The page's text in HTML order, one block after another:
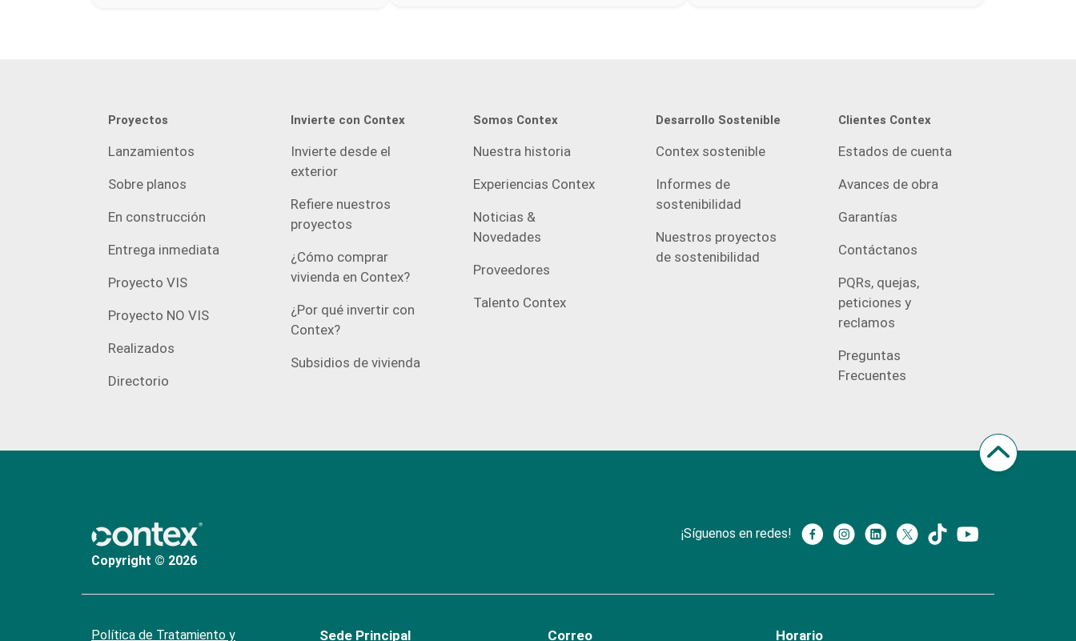
Proyectos
Lanzamientos
Sobre planos
En construcción
Entrega inmediata
Proyecto VIS
Proyecto NO VIS
Realizados
Directorio
Invierte con Contex
Invierte desde el
exterior
Refiere nuestros
proyectos
¿Cómo comprar
vivienda en Contex?
¿Por qué invertir con
Contex?
Subsidios de vivienda
Somos Contex
Nuestra historia
Experiencias Contex
Noticias &
Novedades
Proveedores
Talento Contex
Desarrollo Sostenible
Contex sostenible
Informes de
sostenibilidad
Nuestros proyectos
de sostenibilidad
Clientes Contex
Estados de cuenta
Avances de obra
Garantías
Contáctanos
PQRs, quejas,
peticiones y
reclamos
Preguntas
Frecuentes
Copyright © 2026
¡Síguenos en redes!
Política de Tratamiento y
Sede Principal
Correo
Horario